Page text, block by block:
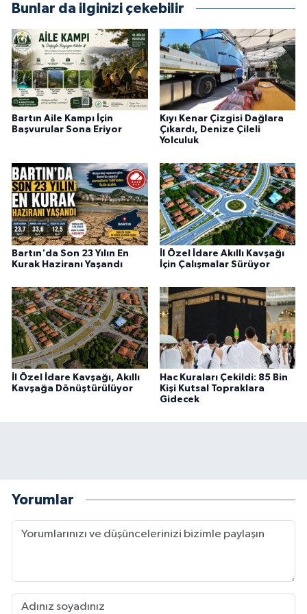
Bunlar da ilginizi çekebilir
Bartın Aile Kampı İçin
Başvurular Sona Eriyor
Kıyı Kenar Çizgisi Dağlara
Çıkardı, Denize Çileli
Yolculuk
Bartın'da Son 23 Yılın En
Kurak Haziranı Yaşandı
İl Özel İdare Akıllı Kavşağı
İçin Çalışmalar Sürüyor
İl Özel İdare Kavşağı, Akıllı
Kavşağa Dönüştürülüyor
Hac Kuraları Çekildi: 85 Bin
Kişi Kutsal Topraklara
Gidecek
Yorumlar